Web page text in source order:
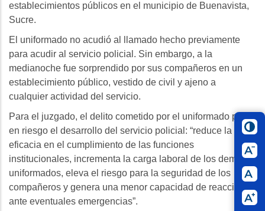
establecimientos públicos en el municipio de Buenavista,
Sucre.
El uniformado no acudió al llamado hecho previamente
para acudir al servicio policial. Sin embargo, a la
medianoche fue sorprendido por sus compañeros en un
establecimiento público, vestido de civil y ajeno a
cualquier actividad del servicio.
Para el juzgado, el delito cometido por el uniformado puso
en riesgo el desarrollo del servicio policial: “reduce la
eficacia en el cumplimiento de las funciones
institucionales, incrementa la carga laboral de los demás
uniformados, eleva el riesgo para la seguridad de los
compañeros y genera una menor capacidad de reacción
ante eventuales emergencias”.